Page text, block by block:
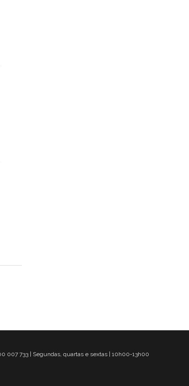
007 733 | Segundas, quartas e sextas | 10h00-13h00